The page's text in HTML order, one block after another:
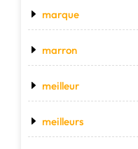
marque
marron
meilleur
meilleurs